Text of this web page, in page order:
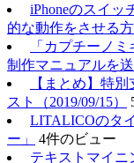
iPhoneのスイッ
的な動作をさせる
「カプチーノ
制作マニュアルを
【まとめ】特
スト（2019/09/15）
LITALICOのタ
ー」
4件のビュー
テキストマイニ